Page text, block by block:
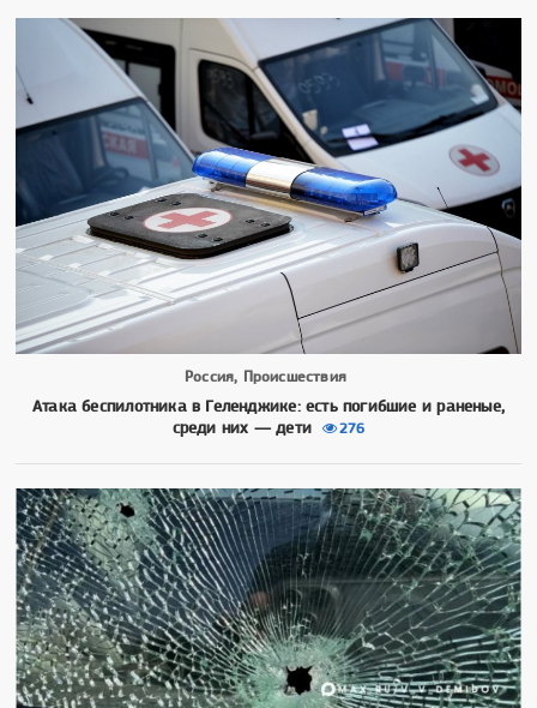
Россия, Происшествия
Атака беспилотника в Геленджике: есть погибшие и раненые,
среди них — дети
276